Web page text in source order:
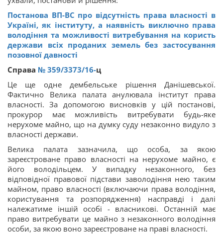
Постанова ВП-ВС про відсутність права власності в
Україні, як інституту, а наявність виключно права
володіння та можливості витребування на користь
держави всіх проданих земель без застосування
позовної давності
Справа № 359/3373/16-ц
Це ще одне дембельське рішення Данішевської.
Фактично Велика палата анулювала інститут права
власності. За допомогою висновків у цій постанові,
прокурор має можливість витребувати будь-яке
нерухоме майно, що на думку суду незаконно видуло з
власності держави.
Велика палата зазначила, що особа, за якою
зареєстроване право власності на нерухоме майно, є
його володільцем. У випадку незаконного, без
відповідної правової підстави заволодіння нею таким
майном, право власності (включаючи права володіння,
користування та розпорядження) насправді і далі
належатиме іншій особі - власникові. Останній має
право витребувати це майно з незаконного володіння
особи, за якою воно зареєстроване на праві власності.